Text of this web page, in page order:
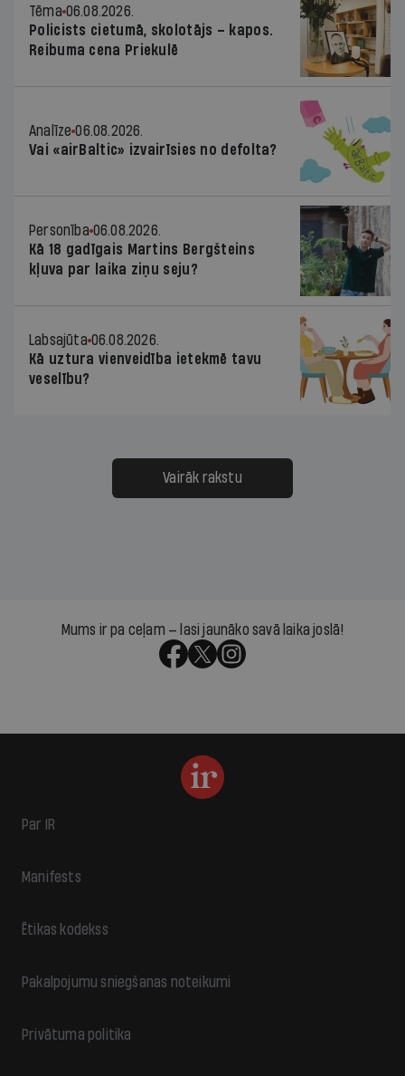
Tēma 06.08.2026.
Policists cietumā, skolotājs – kapos.
Reibuma cena Priekulē
Analīze 06.08.2026.
Vai «airBaltic» izvairīsies no defolta?
Personība 06.08.2026.
Kā 18 gadīgais Martins Bergšteins
kļuva par laika ziņu seju?
Labsajūta 06.08.2026.
Kā uztura vienveidība ietekmē tavu
veselību?
Vairāk rakstu
Mums ir pa ceļam — lasi jaunāko savā laika joslā!
Par IR
Manifests
Ētikas kodekss
Pakalpojumu sniegšanas noteikumi
Privātuma politika